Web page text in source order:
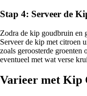
Stap 4: Serveer de
Zodra de kip goudbruin en
Serveer de kip met citroen
zoals geroosterde groenten
eventueel met wat verse
Varieer met Kip